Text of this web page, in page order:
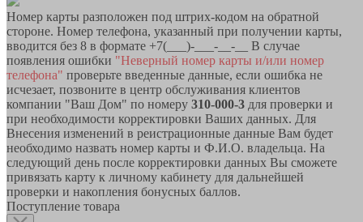
Номер карты разположен под штрих-кодом на обратной
стороне. Номер телефона, указанный при получении карты,
вводится без 8 в формате +7(___)-___-__-__ В случае
появления ошибки "Неверный номер карты и/или номер
телефона" проверьте введенные данные, если ошибка не
исчезает, позвоните в центр обслуживания клиентов
компании "Ваш Дом" по номеру 310-000-3 для проверки и
при необходимости корректировки Ваших данных. Для
Внесения изменений в реистрационные данные Вам будет
необходимо назвать номер карты и Ф.И.О. владельца. На
следующий день после корректировки данных Вы сможете
привязать карту к личному кабинету для дальнейшей
проверки и накопления бонусных баллов.
Поступление товара